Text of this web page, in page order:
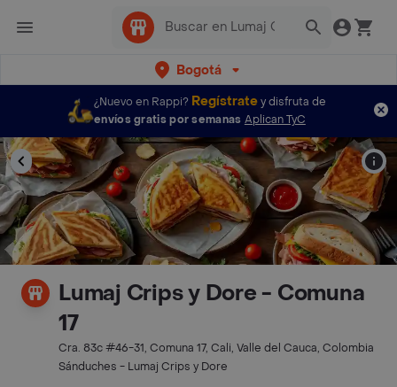
Bogotá
¿Nuevo en Rappi? Regístratey disfruta de
envíos gratis por semanas Aplican TyC
Lumaj Crips y Dore - Comuna
17
Cra. 83c #46-31, Comuna 17, Cali, Valle del Cauca, Colombia
Sánduches - Lumaj Crips y Dore